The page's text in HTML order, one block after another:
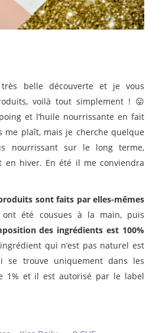
très belle découverte et je vous
voilà tout simplement ! 😛
et l’huile nourrissante en fait
me plaît, mais je cherche quelque
nourrissant sur le long terme,
en hiver. En été il me conviendra
sont faits par elles-mêmes
ont été cousues à la main, puis
des ingrédients est 100%
qui n’est pas naturel est
se trouve uniquement dans les
1% et il est autorisé par le label